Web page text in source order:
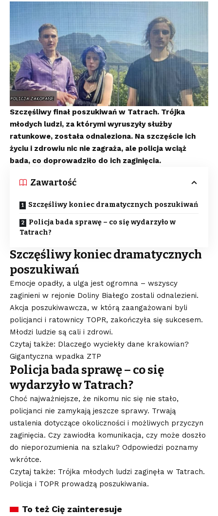
Szczęśliwy finał poszukiwań w Tatrach. Trójka
młodych ludzi, za którymi wyruszyły służby
ratunkowe, została odnaleziona. Na szczęście ich
życiu i zdrowiu nic nie zagraża, ale policja wciąż
bada, co doprowadziło do ich zaginięcia.
Zawartość
Szczęśliwy koniec dramatycznych poszukiwań
Policja bada sprawę – co się wydarzyło w
Tatrach?
Szczęśliwy koniec dramatycznych
poszukiwań
Emocje opadły, a ulga jest ogromna – wszyscy
zaginieni w rejonie Doliny Białego zostali odnalezieni.
Akcja poszukiwawcza, w którą zaangażowani byli
policjanci i ratownicy TOPR, zakończyła się sukcesem.
Młodzi ludzie są cali i zdrowi.
Czytaj także: Dlaczego wyciekły dane krakowian?
Gigantyczna wpadka ZTP
Policja bada sprawę – co się
wydarzyło w Tatrach?
Choć najważniejsze, że nikomu nic się nie stało,
policjanci nie zamykają jeszcze sprawy. Trwają
ustalenia dotyczące okoliczności i możliwych przyczyn
zaginięcia. Czy zawiodła komunikacja, czy może doszło
do nieporozumienia na szlaku? Odpowiedzi poznamy
wkrótce.
Czytaj także: Trójka młodych ludzi zaginęła w Tatrach.
Policja i TOPR prowadzą poszukiwania.
To też Cię zainteresuje